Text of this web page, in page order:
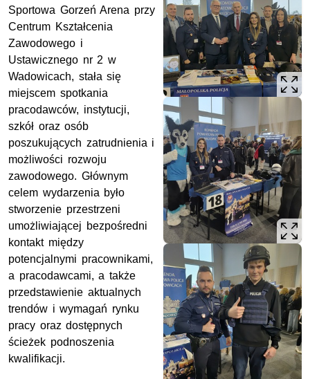
Sportowa Gorzeń Arena przy
Centrum Kształcenia
Zawodowego i
Ustawicznego nr 2 w
Wadowicach, stała się
miejscem spotkania
pracodawców, instytucji,
szkół oraz osób
poszukujących zatrudnienia i
możliwości rozwoju
zawodowego. Głównym
celem wydarzenia było
stworzenie przestrzeni
umożliwiającej bezpośredni
kontakt między
potencjalnymi pracownikami,
a pracodawcami, a także
przedstawienie aktualnych
trendów i wymagań rynku
pracy oraz dostępnych
ścieżek podnoszenia
kwalifikacji.